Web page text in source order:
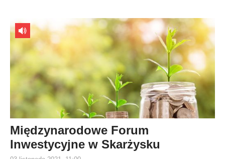
Międzynarodowe Forum
Inwestycyjne w Skarżysku